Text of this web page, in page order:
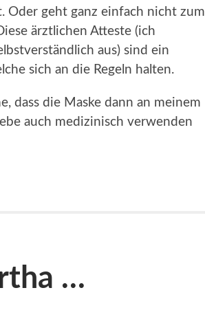
Oder geht ganz einfach nicht zum
ärztlichen Atteste (ich
aus) sind ein
sich an die Regeln halten.
dass die Maske dann an meinem
auch medizinisch verwenden
…